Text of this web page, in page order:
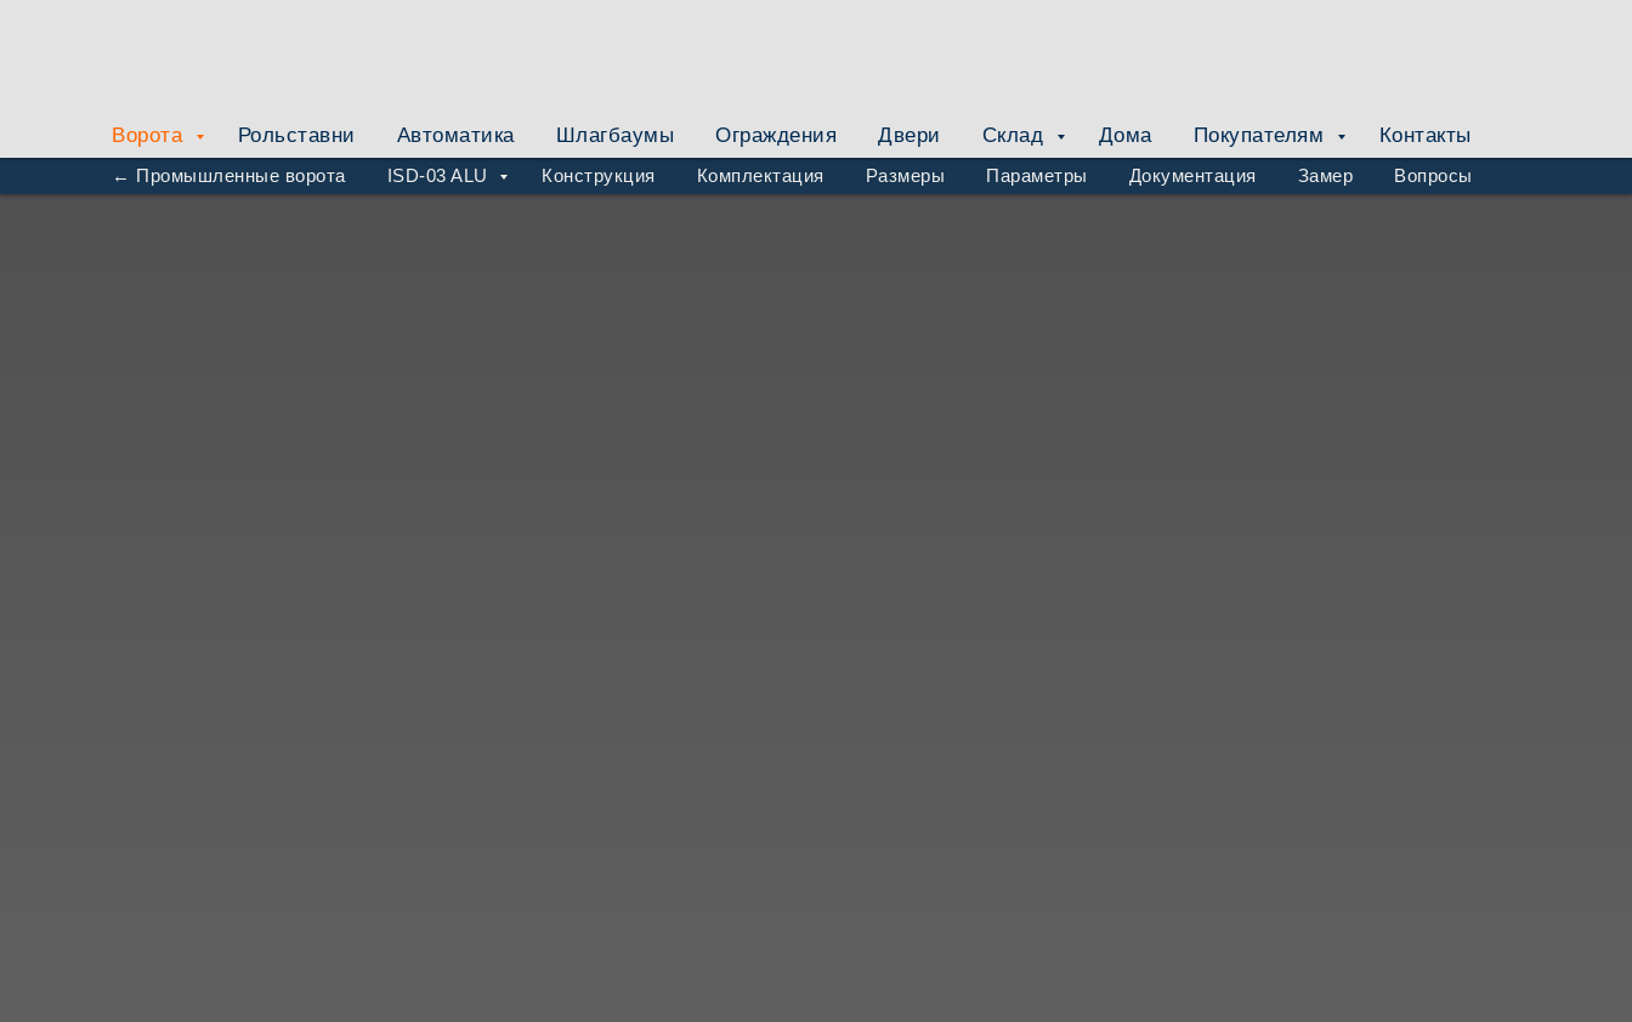
Ворота Рольставни Автоматика Шлагбаумы Ограждения Двери Склад Дома Покупателям Контакты
← Промышленные ворота ISD-03 ALU Конструкция Комплектация Размеры Параметры Документация Замер Вопросы